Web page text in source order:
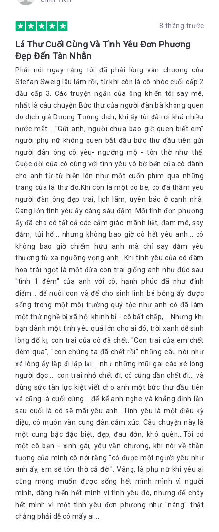
8 tháng trước
Lá Thư Cuối Cùng Và Tình Yêu Đơn Phương
Đẹp Đến Tàn Nhẫn
Phải nói ngay rằng tôi đã phải lòng văn chương của
Stefan Sweig lâu lắm rồi, từ khi còn là cô nhóc cuối cấp 2
đầu cấp 3. Các truyện ngắn của ông khiến tôi say mê,
nhất là câu chuyện Bức thư của người đàn bà không quen
do dịch giả Dương Tường dịch, khi ấy tôi đã rơi khá nhiều
nước mắt ..."Gửi anh, người chưa bao giờ quen biết em"
người phụ nữ không quen bắt đầu bức thư đầu tiên gửi
người đàn ông cô yêu- ngưỡng mộ - tôn thờ như thế.
Cuộc đời của cô cùng với tình yêu vô bờ bến của cô dành
cho anh từ từ hiện lên như một cuốn phim qua những
trang của lá thư đó.Khi còn là một cô bé, cô đã thầm yêu
người đàn ông đẹp trai, lịch lãm, uyên bác ở cạnh nhà.
Càng lớn tình yêu ấy càng sâu đậm. Mối tình đơn phương
ấy đã cho cô tất cả các cảm giác: mãnh liệt, đam mê, say
đắm, tủi hổ... nhưng không bao giờ cô hết yêu anh... cô
không bao giờ chiếm hữu anh mà chỉ say đắm yêu
thương từ xa ngưỡng vọng anh...Khi tình yêu của cô đâm
hoa trái ngọt là một đứa con trai giống anh như đúc sau
"tình 1 đêm" của anh với cô, hạnh phúc đã như đỉnh
điểm... để nuôi con và để cho sinh linh bé bỏng ấy được
sống trong một môi trường quý tộc như anh cô đã làm
một thứ nghề bị xã hội khinh bỉ - cô bất chấp, ...Nhưng khi
bạn dành một tình yêu quá lớn cho ai đó, trời xanh dễ sinh
lòng đố kị, con trai của cô đã chết. "Con trai của em chết
đêm qua", "con chúng ta đã chết rồi" những câu nói như
xé lòng ấy lặp đi lặp lại... như những mũi gai cào xé lòng
người đọc ... con trai nhỏ chết đi, cô cũng dần chết đi... và
dùng sức tàn lực kiệt viết cho anh một bức thư đầu tiên
và cũng là cuối cùng... để kể anh nghe và khẳng định lần
sau cuối là cô sẽ mãi yêu anh...Tình yêu là một điều kỳ
diệu, có muôn vàn cung đàn cảm xúc. Câu chuyện này là
một cung bậc đặc biệt, đẹp, đau đớn, khó quên...Tôi có
một cô bạn - xinh gái, yêu văn chương, khi nói về thần
tượng của mình cô nói rằng "có được một người yêu như
anh ấy, em sẽ tôn thờ cả đời". Vâng, là phụ nữ khi yêu ai
cũng mong muốn được sống hết mình mình vì người
mình, dâng hiến hết mình vì tình yêu đó, nhưng để cháy
hết mình vì một tình yêu đơn phương như "nàng" thật
chẳng phải dễ có mấy ai...